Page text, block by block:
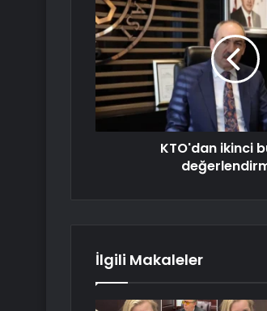
KTO'dan ikinci
İlgili Makaleler